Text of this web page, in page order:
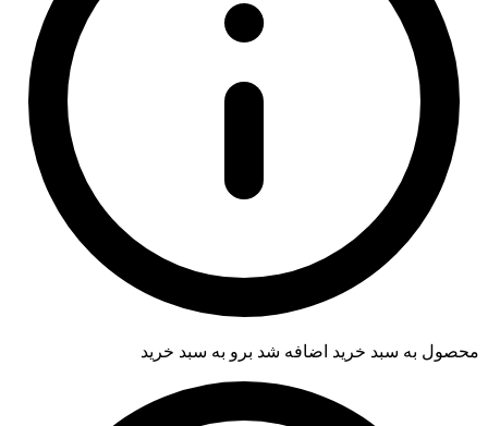
محصول به سبد خرید اضافه شد برو به سبد خرید